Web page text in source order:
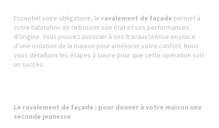
Essentiel voire obligatoire, le ravalement de façade permet à
votre habitation de retrouver son état et ses performances
d’origine. Vous pouvez associer à ses travaux la mise en place
d’une isolation de la maison pour améliorer votre confort. Nous
vous détaillons les étapes à suivre pour que cette opération soit
un succès.
Le ravalement de façade : pour donner à votre maison une
seconde jeunesse